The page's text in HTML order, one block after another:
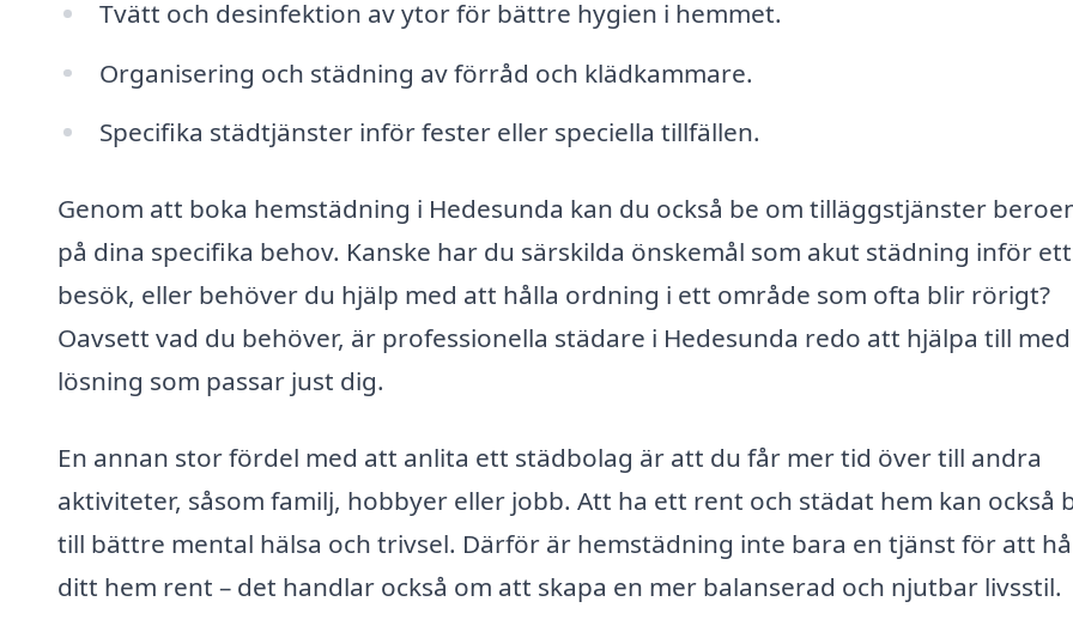
Tvätt och desinfektion av ytor för bättre hygien i hemmet.
Organisering och städning av förråd och klädkammare.
Specifika städtjänster inför fester eller speciella tillfällen.
Genom att boka hemstädning i Hedesunda kan du också be om tilläggstjänster
på dina specifika behov. Kanske har du särskilda önskemål som akut städning inför ett
besök, eller behöver du hjälp med att hålla ordning i ett område som ofta blir rörigt?
Oavsett vad du behöver, är professionella städare i Hedesunda redo att hjälpa till
lösning som passar just dig.
En annan stor fördel med att anlita ett städbolag är att du får mer tid över till andra
aktiviteter, såsom familj, hobbyer eller jobb. Att ha ett rent och städat hem kan också
till bättre mental hälsa och trivsel. Därför är hemstädning inte bara en tjänst för att
ditt hem rent – det handlar också om att skapa en mer balanserad och njutbar livsstil.